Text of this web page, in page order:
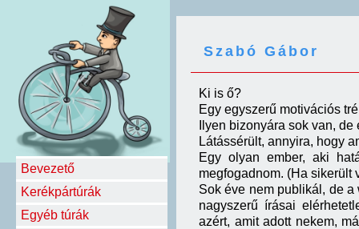
Bevezető
Kerékpártúrák
Egyéb túrák
Szabó Gábor
Ki is ő?
Egy egyszerű motivációs
Ilyen bizonyára sok van,
Látássérült, annyira, hogy
Egy olyan ember, aki
megfogadnom. (Ha sikerült
Sok éve nem publikál, de
nagyszerű írásai
azért, amit adott nekem,